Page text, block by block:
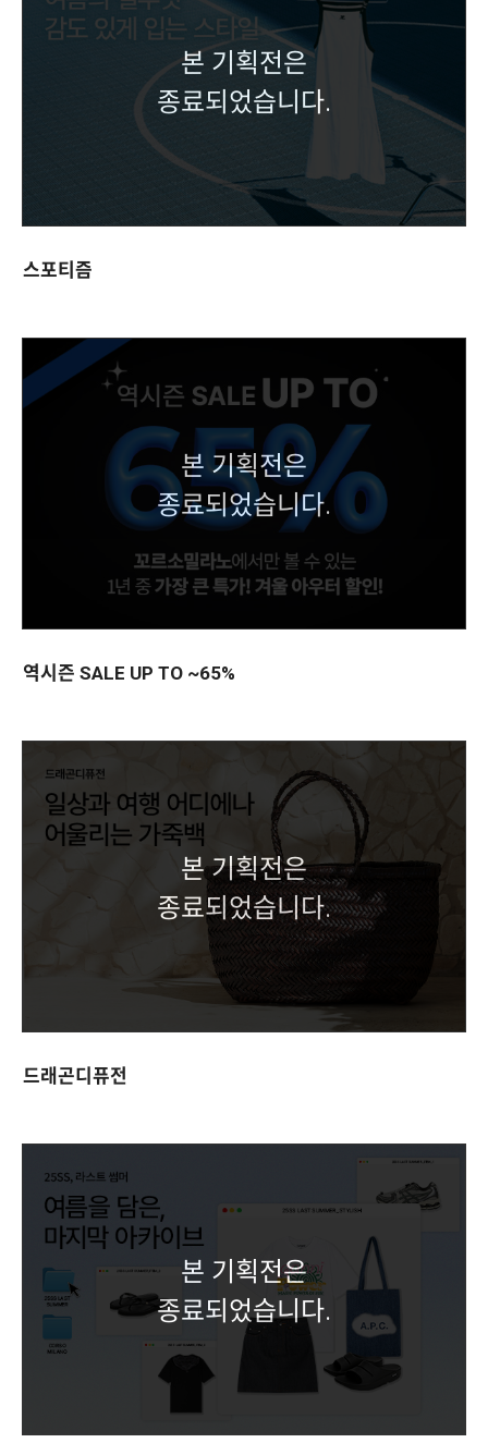
본 기획전은
종료되었습니다.
스포티즘
본 기획전은
종료되었습니다.
역시즌 SALE UP TO ~65%
본 기획전은
종료되었습니다.
드래곤디퓨전
본 기획전은
종료되었습니다.